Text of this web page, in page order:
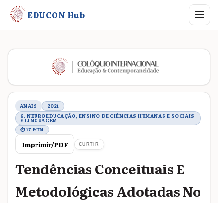
EDUCON Hub Abrir
Metadados do trabalho
ANAIS
2021
6. NEUROEDUCAÇÃO, ENSINO DE CIÊNCIAS HUMANAS E SOCIAIS
E LINGUAGEM
⏱ 17 MIN
Imprimir/PDF CURTIR
Tendências Conceituais E
Metodológicas Adotadas No